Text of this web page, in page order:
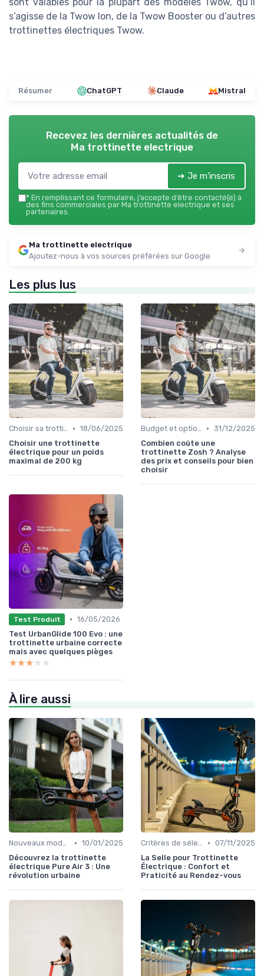
sont valables pour la plupart des modèles Twow, qu’il
s’agisse de la Twow Ion, de la Twow Booster ou d’autres
trottinettes électriques Twow.
Résumer ChatGPT Claude Mistral
Recevez les dernières actualités de
Ma trottinette electrique
➔ Je m'inscris
* En remplissant ce formulaire, j’accepte d’être contacté(e) à
des fins commerciales par Ma trottinette electrique et ses
partenaires.
Ma trottinette electrique
Ajoutez-nous à vos sources préférées sur Google
Les plus lus
Choisir sa trottinette électrique • 18/06/2025
Choisir une trottinette
électrique pour un poids
maximal de 200 kg
Budget et options de prix • 31/12/2025
Combien coûte une
trottinette Zosh ? Analyse
des prix et conseils pour bien
choisir
Test Produit • 16/05/2026
Test UrbanGlide 100 Evo : une
trottinette urbaine correcte
mais avec quelques pièges
★★★★★
★★★★★
À lire aussi
Nouveaux modèles sur le marché • 10/01/2025
Découvrez la trottinette
électrique Pure Air 3 : Une
révolution urbaine
Critères de sélection (autonomie, vitesse, poids) • 07/11/2025
La Selle pour Trottinette
Électrique : Confort et
Praticité au Rendez-vous